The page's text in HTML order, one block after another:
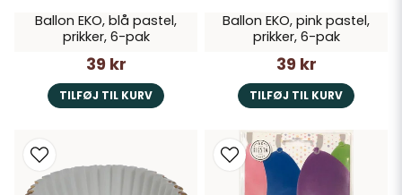
Ballon EKO, blå pastel,
prikker, 6-pak
39 kr
TILFØJ TIL KURV
Ballon EKO, pink pastel,
prikker, 6-pak
39 kr
TILFØJ TIL KURV